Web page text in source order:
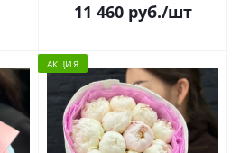
11 460руб./шт
АКЦИЯ